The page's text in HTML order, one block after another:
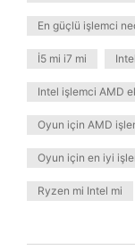
En güçlü işlemci
İ5 mi i7 mi
Intel işlemci AMD
Oyun için AMD
Oyun için en iyi
Ryzen mi Intel mi